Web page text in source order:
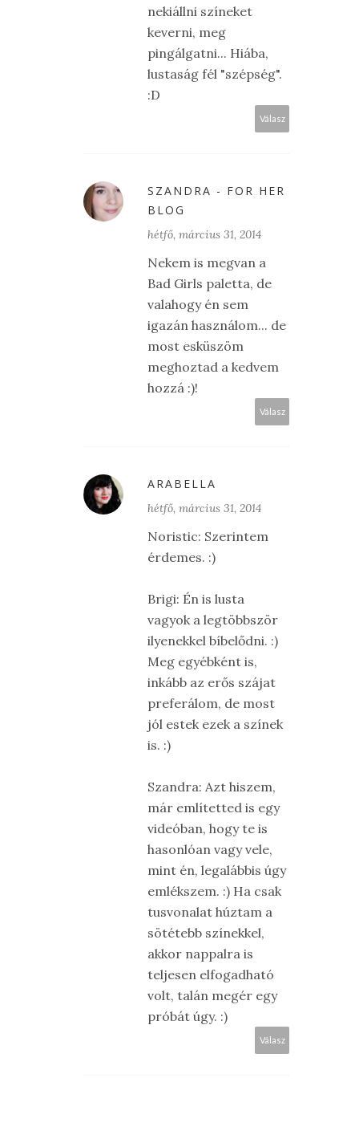
nekiállni színeket
keverni, meg
pingálgatni... Hiába,
lustaság fél "szépség".
:D
Válasz
SZANDRA - FOR HER
BLOG
hétfő, március 31, 2014
Nekem is megvan a
Bad Girls paletta, de
valahogy én sem
igazán használom... de
most esküszöm
meghoztad a kedvem
hozzá :)!
Válasz
ARABELLA
hétfő, március 31, 2014
Noristic: Szerintem
érdemes. :)
Brigi: Én is lusta
vagyok a legtöbbször
ilyenekkel bíbelődni. :)
Meg egyébként is,
inkább az erős szájat
preferálom, de most
jól estek ezek a színek
is. :)
Szandra: Azt hiszem,
már említetted is egy
videóban, hogy te is
hasonlóan vagy vele,
mint én, legalábbis úgy
emlékszem. :) Ha csak
tusvonalat húztam a
sötétebb színekkel,
akkor nappalra is
teljesen elfogadható
volt, talán megér egy
próbát úgy. :)
Válasz